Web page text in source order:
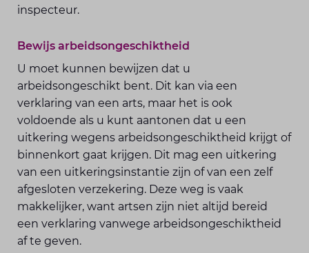
inspecteur.
Bewijs arbeidsongeschiktheid
U moet kunnen bewijzen dat u
arbeidsongeschikt bent. Dit kan via een
verklaring van een arts, maar het is ook
voldoende als u kunt aantonen dat u een
uitkering wegens arbeidsongeschiktheid krijgt of
binnenkort gaat krijgen. Dit mag een uitkering
van een uitkeringsinstantie zijn of van een zelf
afgesloten verzekering. Deze weg is vaak
makkelijker, want artsen zijn niet altijd bereid
een verklaring vanwege arbeidsongeschiktheid
af te geven.